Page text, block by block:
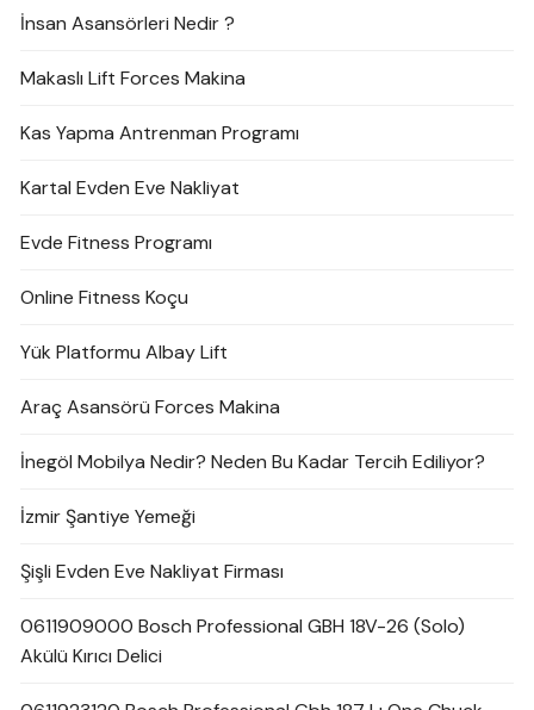
İnsan Asansörleri Nedir ?
Makaslı Lift Forces Makina
Kas Yapma Antrenman Programı
Kartal Evden Eve Nakliyat
Evde Fitness Programı
Online Fitness Koçu
Yük Platformu Albay Lift
Araç Asansörü Forces Makina
İnegöl Mobilya Nedir? Neden Bu Kadar Tercih Ediliyor?
İzmir Şantiye Yemeği
Şişli Evden Eve Nakliyat Firması
0611909000 Bosch Professional GBH 18V-26 (Solo)
Akülü Kırıcı Delici